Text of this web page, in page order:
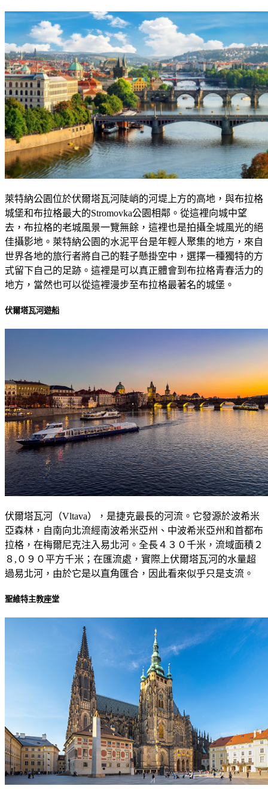
萊特納公園位於伏爾塔瓦河陡峭的河堤上方的高地，與布拉格
城堡和布拉格最大的Stromovka公園相鄰。從這裡向城中望
去，布拉格的老城風景一覽無餘，這裡也是拍攝全城風光的絕
佳攝影地。萊特納公園的水泥平台是年輕人聚集的地方，來自
世界各地的旅行者將自己的鞋子懸掛空中，選擇一種獨特的方
式留下自己的足跡。這裡是可以真正體會到布拉格青春活力的
地方，當然也可以從這裡漫步至布拉格最著名的城堡。
伏爾塔瓦河遊船
伏爾塔瓦河（Vltava），是捷克最長的河流。它發源於波希米
亞森林，自南向北流經南波希米亞州、中波希米亞州和首都布
拉格，在梅爾尼克注入易北河。全長４３０千米，流域面積２
８,０９０平方千米；在匯流處，實際上伏爾塔瓦河的水量超
過易北河，由於它是以直角匯合，因此看來似乎只是支流。
聖維特主教座堂